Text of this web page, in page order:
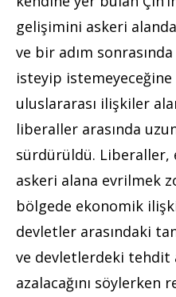
gelişimini askeri
ve bir adım
isteyip
uluslararası ilişkiler
liberaller arasında
sürdürüldü. Liberaller,
askeri alana evrilmek
bölgede ekonomik
devletler arasındaki
ve devletlerdeki tehdit
azalacağını